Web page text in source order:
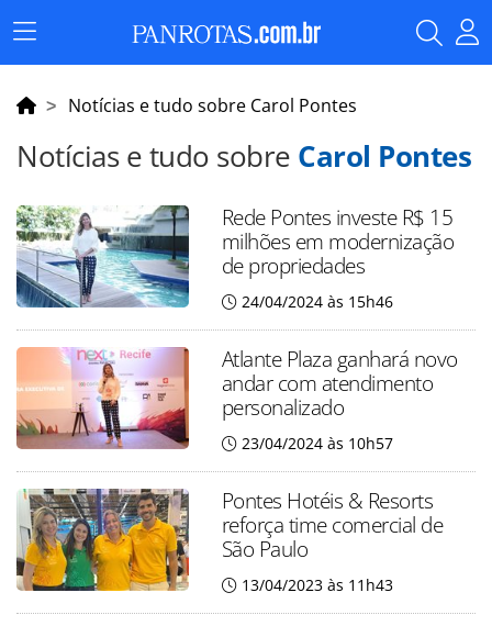
Menu
Principal
Notícias e tudo sobre Carol Pontes
Notícias e tudo sobre Carol Pontes
Rede Pontes investe R$ 15
milhões em modernização
de propriedades
24/04/2024 às 15h46
Atlante Plaza ganhará novo
andar com atendimento
personalizado
23/04/2024 às 10h57
Pontes Hotéis & Resorts
reforça time comercial de
São Paulo
13/04/2023 às 11h43